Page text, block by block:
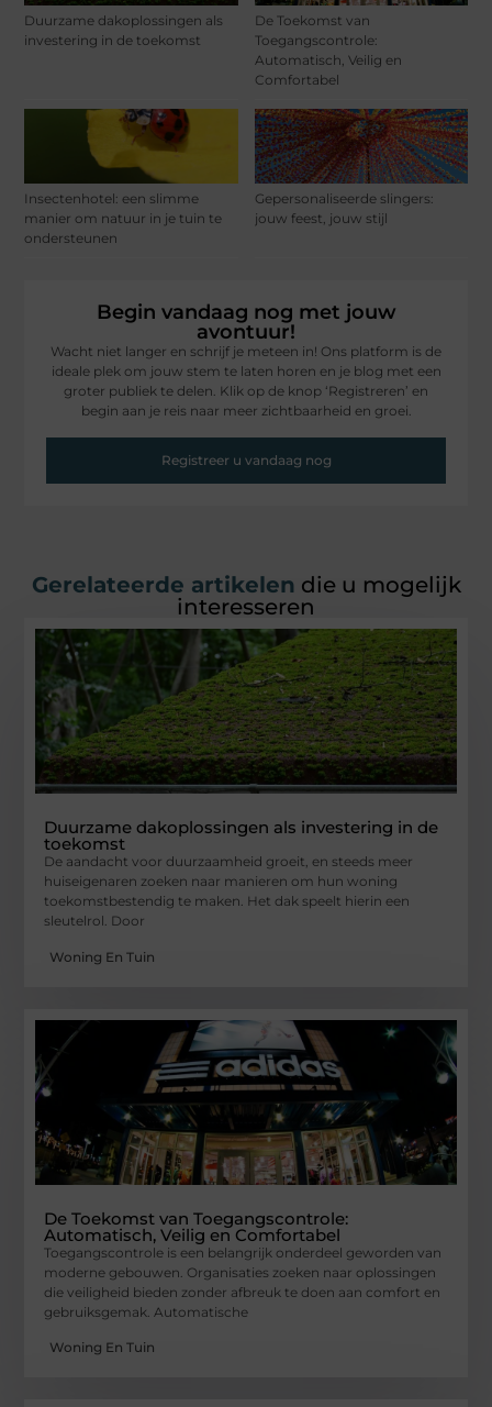
Duurzame dakoplossingen als
investering in de toekomst
De Toekomst van
Toegangscontrole:
Automatisch, Veilig en
Comfortabel
Insectenhotel: een slimme
manier om natuur in je tuin te
ondersteunen
Gepersonaliseerde slingers:
jouw feest, jouw stijl
Begin vandaag nog met jouw
avontuur!
Wacht niet langer en schrijf je meteen in! Ons platform is de
ideale plek om jouw stem te laten horen en je blog met een
groter publiek te delen. Klik op de knop ‘Registreren’ en
begin aan je reis naar meer zichtbaarheid en groei.
Registreer u vandaag nog
Gerelateerde artikelen die u mogelijk
interesseren
Duurzame dakoplossingen als investering in de
toekomst
De aandacht voor duurzaamheid groeit, en steeds meer
huiseigenaren zoeken naar manieren om hun woning
toekomstbestendig te maken. Het dak speelt hierin een
sleutelrol. Door
Woning En Tuin
De Toekomst van Toegangscontrole:
Automatisch, Veilig en Comfortabel
Toegangscontrole is een belangrijk onderdeel geworden van
moderne gebouwen. Organisaties zoeken naar oplossingen
die veiligheid bieden zonder afbreuk te doen aan comfort en
gebruiksgemak. Automatische
Woning En Tuin